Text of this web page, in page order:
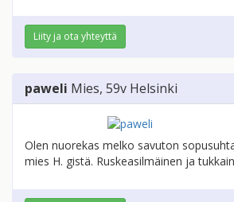
Liity ja ota yhteyttä
paweli Mies, 59v Helsinki
Olen nuorekas melko savuton
mies H. gistä. Ruskeasilmäinen ja